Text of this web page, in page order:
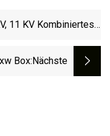
11 KV Kombiniertes
In Kastenform,
Umspannstation
Box:nächste